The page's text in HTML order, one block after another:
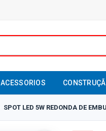
SPOT LED 5W REDONDA DE